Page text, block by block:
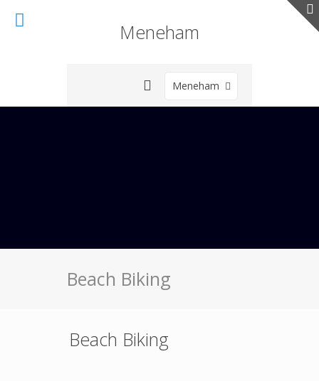
Meneham
Meneham
Beach Biking
Beach Biking